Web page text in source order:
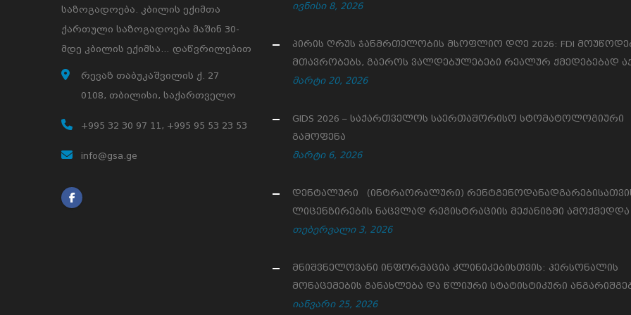
საზოგადოება. კბილის ექიმთა
ქართული საზოგადოება მაშინ 30-
მდე კბილის ექიმსა… დაწვრილებით
რევაზ თაბუკაშვილის ქ. 27
0108, თბილისი, საქართველო
+995 32 30 97 11, +995 95 53 23 53
info@gsa.ge
ივნისი 8, 2026
პირის ღრუს ჯანმრთელობის მსოფლიო დღე 2026: FDI
მთავრობებს, გაეროს ვალდებულებები რეალურ ქმედებებად
მარტი 20, 2026
GIDS 2026 – საქართველოს საერთაშორისო სტომატოლოგიური
გამოფენა
მარტი 6, 2026
დენტალური (ინტრაორალური)
ლიცენზირების ნაცვლად რეგისტრაციის მექანიზმი ამოქმედდა
თებერვალი 3, 2026
მნიშვნელოვანი ინფორმაცია კლინიკებისთვის: პერსონალის
მონაცემების განახლება და წლიური სტატისტიკური
იანვარი 25, 2026